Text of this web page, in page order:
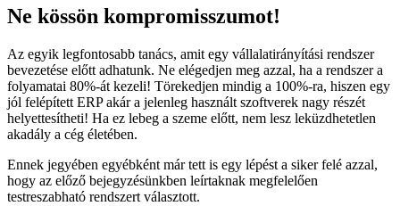
Ne kössön kompromisszumot!
Az egyik legfontosabb tanács, amit egy vállalatirányítási rendszer
bevezetése előtt adhatunk. Ne elégedjen meg azzal, ha a rendszer a
folyamatai 80%-át kezeli! Törekedjen mindig a 100%-ra, hiszen egy
jól felépített ERP akár a jelenleg használt szoftverek nagy részét
helyettesítheti! Ha ez lebeg a szeme előtt, nem lesz leküzdhetetlen
akadály a cég életében.
Ennek jegyében egyébként már tett is egy lépést a siker felé azzal,
hogy az előző bejegyzésünkben leírtaknak megfelelően
testreszabható rendszert választott.